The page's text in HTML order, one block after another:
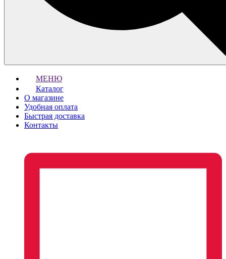
МЕНЮ
Каталог
О магазине
Удобная оплата
Быстрая доставка
Контакты